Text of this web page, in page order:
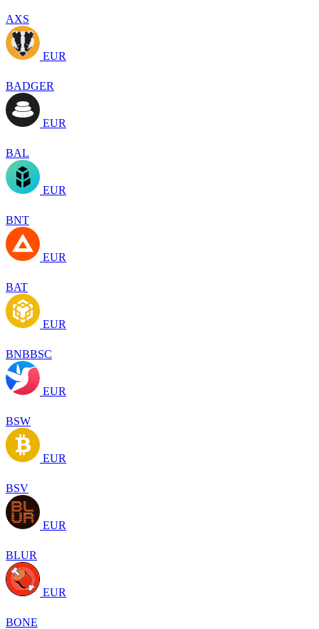
AXS
EUR
BADGER
EUR
BAL
EUR
BNT
EUR
BAT
EUR
BNBBSC
EUR
BSW
EUR
BSV
EUR
BLUR
EUR
BONE